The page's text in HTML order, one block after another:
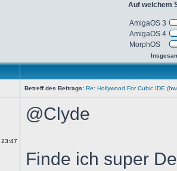
Auf welchem
AmigaOS 3
AmigaOS 4
MorphOS
Betreff des Beitrags: Re: Hollywood For Cubic IDE
23:47
@Clyde
Finde ich super